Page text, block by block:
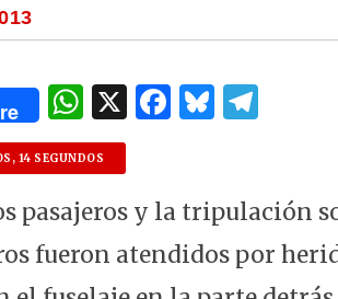
W
h
at
s
A
p
X F
e
b
o
B
k
y
g
ra
m
14 SEGUNDOS
pasajeros y la tripulación
fueron atendidos por